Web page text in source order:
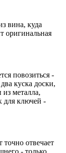
вина, куда
оригинальная
повозиться -
куска доски,
металла,
для ключей -
отвечает